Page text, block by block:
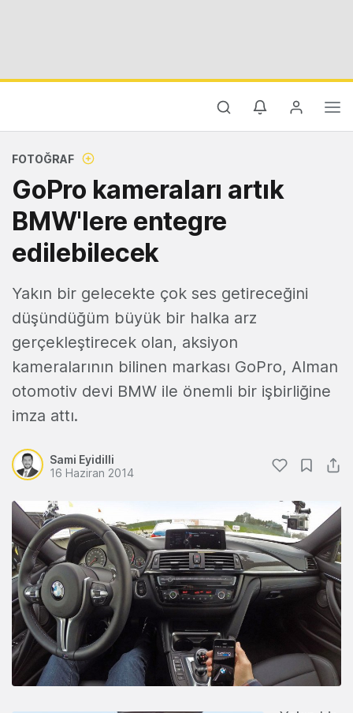
FOTOĞRAF
GoPro kameraları artık
BMW'lere entegre
edilebilecek
Yakın bir gelecekte çok ses getireceğini
düşündüğüm büyük bir halka arz
gerçekleştirecek olan, aksiyon
kameralarının bilinen markası GoPro, Alman
otomotiv devi BMW ile önemli bir işbirliğine
imza attı.
Sami Eyidilli
16 Haziran 2014